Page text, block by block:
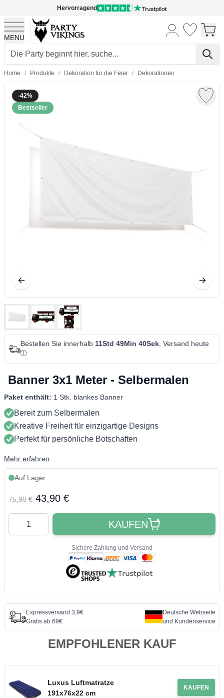
Hervorragend
MENU
Skip to Content
Home / Produkte / Dekoration für die Feier / Dekorationen
-42%
Bestseller
Bestellen Sie innerhalb 11Std 49Min 40Sek , Versand heute
Banner 3x1 Meter - Selbermalen
Paket enthält: 1 Stk. blankes Banner
Bereit zum Selbermalen
Kreative Freiheit für einzigartige Designs
Perfekt für persönliche Botschaften
Mehr erfahren
Auf Lager
Final product price
75,90 € 43,90 €
Quantity
KAUFEN
Sichere Zahlung und Versand
Expressversand 3,9€
Gratis ab 69€
Deutsche Webseite
und Kundenservice
EMPFOHLENER KAUF
Luxus Luftmatratze
191x76x22 cm
KAUFEN